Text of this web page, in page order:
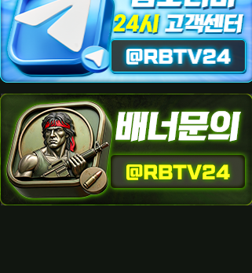
⛔람보티비 [공식보증업체 안내]